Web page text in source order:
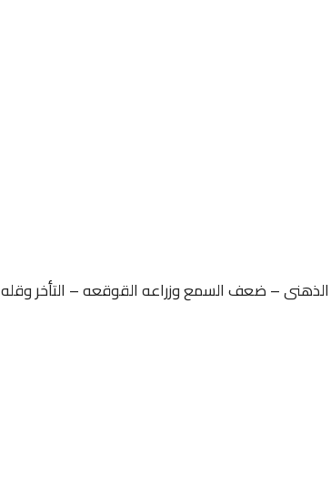
الذهنى – ضعف السمع وزراعه القوقعه – التأخر وقله